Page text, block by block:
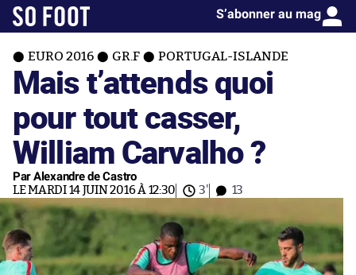
S’abonner au mag
EURO 2016 GR.F PORTUGAL-ISLANDE
Mais t’attends quoi
pour tout casser,
William Carvalho ?
Par Alexandre de Castro
LE MARDI 14 JUIN 2016 À 12:30 3' 13